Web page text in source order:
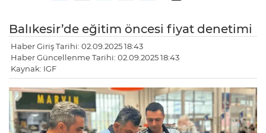
Balıkesir’de eğitim öncesi fiyat denetimi
Haber Giriş Tarihi: 02.09.2025 18:43
Haber Güncellenme Tarihi: 02.09.2025 18:43
Kaynak: IGF